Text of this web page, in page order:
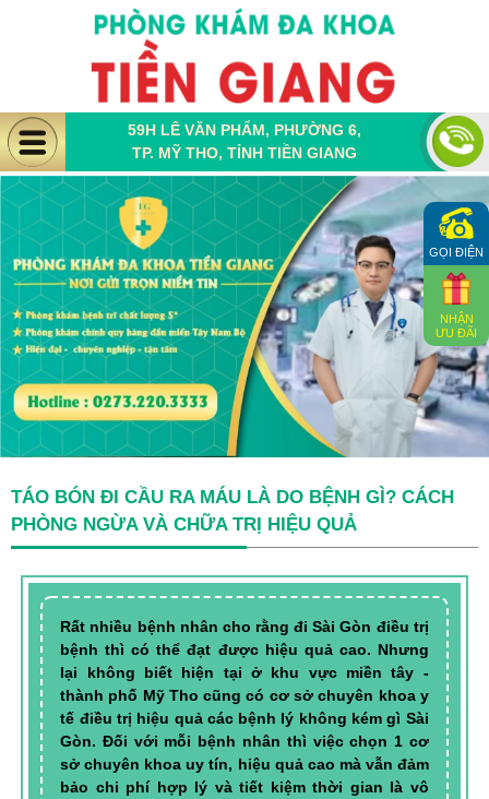
59H LÊ VĂN PHẨM, PHƯỜNG 6,
TP. MỸ THO, TỈNH TIỀN GIANG
TÁO BÓN ĐI CẦU RA MÁU LÀ DO BỆNH GÌ? CÁCH
PHÒNG NGỪA VÀ CHỮA TRỊ HIỆU QUẢ
Rất nhiều bệnh nhân cho rằng đi Sài Gòn điều trị
bệnh thì có thể đạt được hiệu quả cao. Nhưng
lại không biết hiện tại ở khu vực miền tây -
thành phố Mỹ Tho cũng có cơ sở chuyên khoa y
tế điều trị hiệu quả các bệnh lý không kém gì Sài
Gòn. Đối với mỗi bệnh nhân thì việc chọn 1 cơ
sở chuyên khoa uy tín, hiệu quả cao mà vẫn đảm
bảo chi phí hợp lý và tiết kiệm thời gian là vô
GỌI ĐIỆN
NHẬN
ƯU ĐÃI